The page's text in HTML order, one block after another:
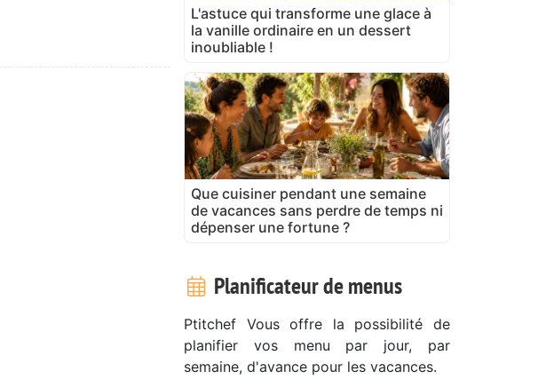
L'astuce qui transforme une glace à
la vanille ordinaire en un dessert
inoubliable !
Que cuisiner pendant une semaine
de vacances sans perdre de temps ni
dépenser une fortune ?
Planificateur de menus
Ptitchef Vous offre la possibilité de
planifier vos menu par jour, par
semaine, d'avance pour les vacances.